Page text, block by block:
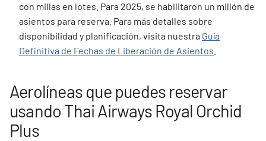
con millas en lotes. Para 2025, se habilitaron un millón de
asientos para reserva. Para más detalles sobre
disponibilidad y planificación, visita nuestra Guía
Definitiva de Fechas de Liberación de Asientos
Aerolíneas que puedes reservar
usando Thai Airways Royal Orchid
Plus